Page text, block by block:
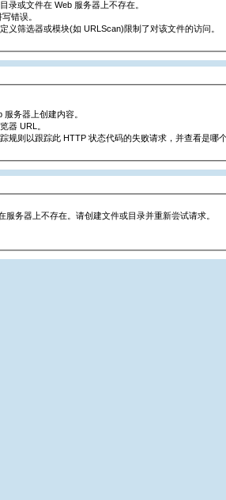
录或文件在 Web 服务器上不存在。
错误。
义筛选器或模块(如 URLScan)限制了对该文件的访问。
服务器上创建内容。
器 URL。
规则以跟踪此 HTTP 状态代码的失败请求，并查看是哪
服务器上不存在。请创建文件或目录并重新尝试请求。